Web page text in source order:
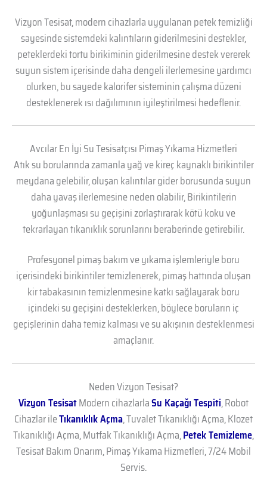
Vizyon Tesisat, modern cihazlarla uygulanan petek temizliği
sayesinde sistemdeki kalıntıların giderilmesini destekler,
peteklerdeki tortu birikiminin giderilmesine destek vererek
suyun sistem içerisinde daha dengeli ilerlemesine yardımcı
olurken, bu sayede kalorifer sisteminin çalışma düzeni
desteklenerek ısı dağılımının iyileştirilmesi hedeflenir.
Avcılar En İyi Su Tesisatçısı Pimaş Yıkama Hizmetleri
Atık su borularında zamanla yağ ve kireç kaynaklı birikintiler
meydana gelebilir, oluşan kalıntılar gider borusunda suyun
daha yavaş ilerlemesine neden olabilir, Birikintilerin
yoğunlaşması su geçişini zorlaştırarak kötü koku ve
tekrarlayan tıkanıklık sorunlarını beraberinde getirebilir.
Profesyonel pimaş bakım ve yıkama işlemleriyle boru
içerisindeki birikintiler temizlenerek, pimaş hattında oluşan
kir tabakasının temizlenmesine katkı sağlayarak boru
içindeki su geçişini desteklerken, böylece boruların iç
geçişlerinin daha temiz kalması ve su akışının desteklenmesi
amaçlanır.
Neden Vizyon Tesisat?
Vizyon TesisatModern cihazlarlaSu Kaçağı Tespiti, Robot
Cihazlar ileTıkanıklık Açma, Tuvalet Tıkanıklığı Açma, Klozet
Tıkanıklığı Açma, Mutfak Tıkanıklığı Açma,Petek Temizleme,
Tesisat Bakım Onarım, Pimaş Yıkama Hizmetleri, 7/24 Mobil
Servis.